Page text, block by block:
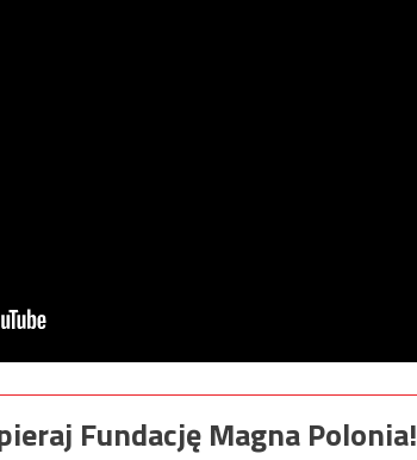
Fundację Magna Polonia!